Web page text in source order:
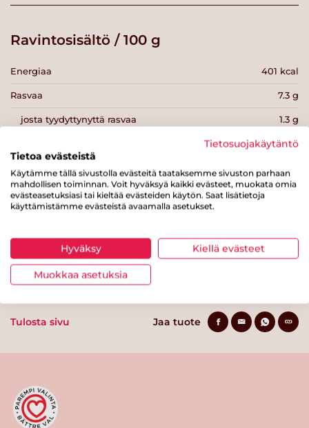
Ravintosisältö / 100 g
Energiaa 401 kcal
Rasvaa 7.3 g
josta tyydyttynyttä rasvaa 1.3 g
67 g
josta sokereita
Kuitua
Suolaa 0.9 g
Tulosta sivu Jaa tuote
Tietosuojakäytäntö
Tietoa evästeistä
Käytämme tällä sivustolla evästeitä taataksemme sivuston parhaan
mahdollisen toiminnan. Voit hyväksyä kaikki evästeet, muokata omia
evästeasetuksiasi tai kieltää evästeiden käytön. Saat lisätietoja
käyttämistämme evästeistä avaamalla asetukset.
Hyväksy Kiellä evästeet
Muokkaa asetuksia